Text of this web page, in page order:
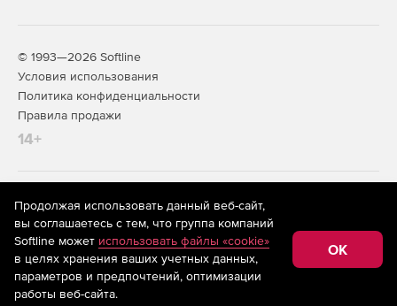
© 1993—2026 Softline
Условия использования
Политика конфиденциальности
Правила продажи
14+
На информационном ресурсе store.softline.ru применяются
рекомендательные технологии
(информационные технологии
предоставления информации на основе сбора,
систематизации и анализа сведений, относящихся к
предпочтениям пользователей сети «Интернет»,
находящихся на территории Российской Федерации)
Продолжая использовать данный веб-сайт,
вы соглашаетесь с тем, что группа компаний
Softline может использовать файлы «cookie»
в целях хранения ваших учетных данных,
параметров и предпочтений, оптимизации
работы веб-сайта.
OK